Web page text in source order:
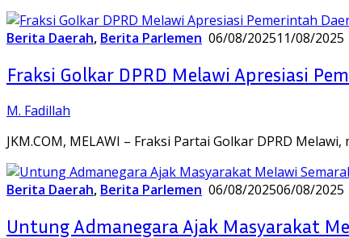
Berita Daerah, Berita Parlemen 06/08/202511/08/2025
Fraksi Golkar DPRD Melawi Apresiasi
M. Fadillah
JKM.COM, MELAWI – Fraksi Partai Golkar DPRD
Berita Daerah, Berita Parlemen 06/08/202506/08/2025
Untung Admanegara Ajak Masyarakat